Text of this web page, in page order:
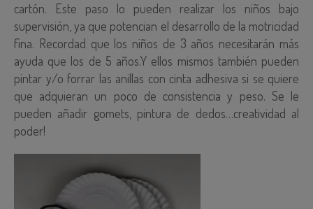
cartón. Este paso lo pueden realizar los niños bajo
supervisión, ya que potencian el desarrollo de la motricidad
fina. Recordad que los niños de 3 años necesitarán más
ayuda que los de 5 años.Y ellos mismos también pueden
pintar y/o forrar las anillas con cinta adhesiva si se quiere
que adquieran un poco de consistencia y peso. Se le
pueden añadir gomets, pintura de dedos…creatividad al
poder!